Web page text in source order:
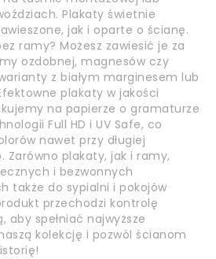
Plakaty świetnie
jak i oparte o ścianę.
ramy? Możesz zawiesić je za
ozdobnej, magnesów czy
z białym marginesem lub
plakaty w jakości
na papierze o gramaturze
Full HD i UV Safe, co
nawet przy długiej
Zarówno plakaty, jak i ramy,
i bezwonnych
także do sypialni i pokojów
przechodzi kontrolę
aby spełniać najwyższe
kolekcję i pozwól ścianom